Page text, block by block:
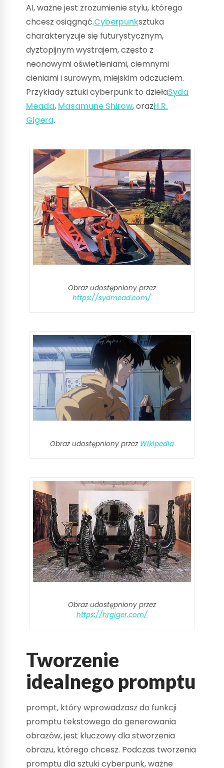
AI, ważne jest zrozumienie stylu, którego
chcesz osiągnąć.Cyberpunksztuka
charakteryzuje się futurystycznym,
dyztopijnym wystrajem, często z
neonowymi oświetleniami, ciemnymi
cieniami i surowym, miejskim odczuciem.
Przykłady sztuki cyberpunk to dziełaSyda
Meada, Masamune Shirow, orazH.R.
Gigera.
Obraz udostępniony przez
https://sydmead.com/
Obraz udostępniony przez Wikipedia
Obraz udostępniony przez
https://hrgiger.com/
Tworzenie
idealnego promptu
prompt, który wprowadzasz do funkcji
promptu tekstowego do generowania
obrazów, jest kluczowy dla stworzenia
obrazu, którego chcesz. Podczas tworzenia
promptu dla sztuki cyberpunk, ważne